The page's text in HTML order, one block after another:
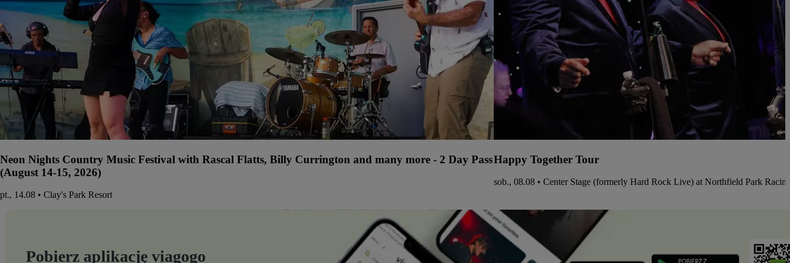
Neon Nights Country Music Festival with Rascal Flatts, Billy Currington and many more - 2 Day Pass
(August 14-15, 2026)
pt., 14.08 • Clay's Park Resort
Happy Together Tour
sob., 08.08 • Center Stage (formerly Hard Rock Live) at Northfield Park
Pobierz aplikację viagogo